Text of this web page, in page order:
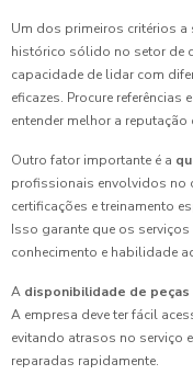
Um dos primeiros critérios a
histórico sólido no setor de
capacidade de lidar com
eficazes. Procure
entender melhor a reputação
Outro fator importante é a
profissionais envolvidos no
certificações e treinamento
Isso garante que os
conhecimento e habilidade
A disponibilidade de
A empresa deve ter fácil
evitando atrasos no serviço
reparadas rapidamente.